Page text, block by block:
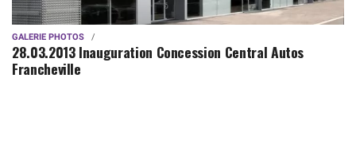
GALERIE PHOTOS
28.03.2013 Inauguration Concession Central Autos
Francheville